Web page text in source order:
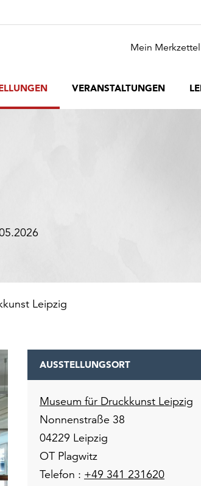
Mein Merkzettel
VERANSTALTUNGEN
Leipzig
AUSSTELLUNGSORT
Museum für Druckkunst Leipzig
Nonnenstraße 38
04229 Leipzig
OT Plagwitz
Telefon : +49 341 231620